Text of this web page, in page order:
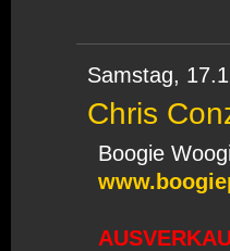
Samstag,
Chris
Boogie